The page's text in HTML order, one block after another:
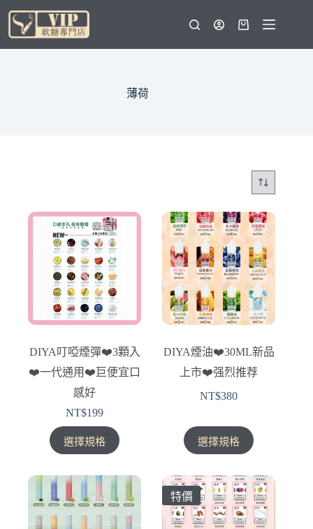
跳
購
物
薄荷
DIYA叮啞煙彈❤️‍3顆入
❤️‍一代通用❤️‍巨便宜口
感好
NT$199
選擇規格
此
產
有
多
種
DIYA煙油❤️‍30ML新品
上市❤️‍强烈推荐
NT$380
選擇規格
此
產
有
多
種
特價